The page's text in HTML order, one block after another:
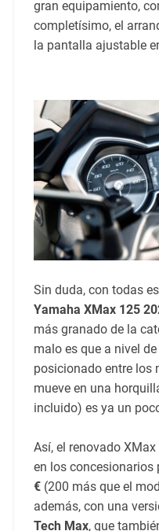
gran equipamiento,
completísimo, el
la pantalla ajustable
Sin duda, con todas
Yamaha XMax 125
más granado de la
malo es que a nivel
posicionado entre los
mueve en una
incluido) es ya un
Así, el renovado
en los concesionarios
€(200 más que el
además, con una
Tech Max, que